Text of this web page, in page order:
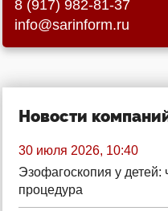
8 (917) 982-81-37
info@sarinform.ru
Новости
30 июля 2026, 10:40
Эзофагоскопия у детей:
процедура